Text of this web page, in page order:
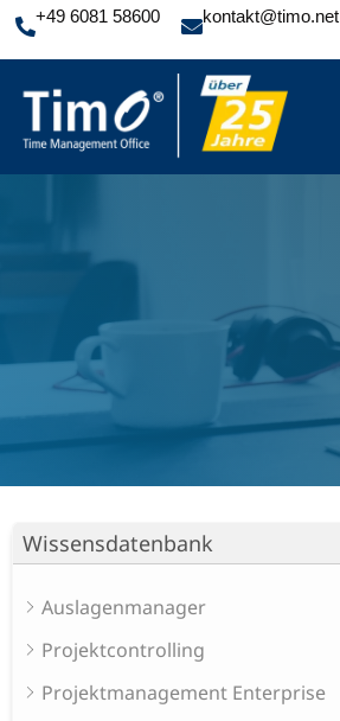
+49 6081 58600 kontakt@timo.net
Wissensdatenbank
Auslagenmanager
Projektcontrolling
Projektmanagement Enterprise